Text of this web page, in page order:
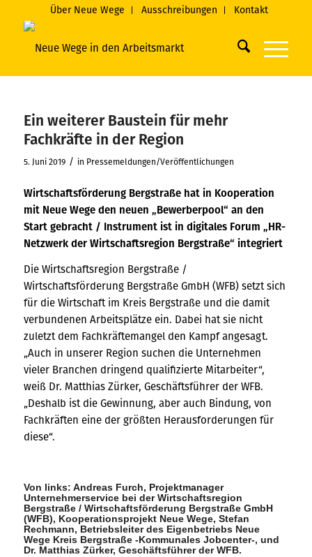
Über Neue Wege Ausschreibungen Kontakt
Ein weiterer Baustein für mehr
Fachkräfte in der Region
5. Juni 2019 / in Pressemeldungen/Veröffentlichungen
Wirtschaftsförderung Bergstraße hat in Kooperation
mit Neue Wege den neuen „Bewerberpool“ an den
Start gebracht / Instrument ist in digitales Forum „HR-
Netzwerk der Wirtschaftsregion Bergstraße“ integriert
Die Wirtschaftsregion Bergstraße /
Wirtschaftsförderung Bergstraße GmbH (WFB) setzt sich
für die Wirtschaft im Kreis Bergstraße und die damit
verbundenen Arbeitsplätze ein. Dabei hat sie nicht
zuletzt dem Fachkräftemangel den Kampf angesagt.
„Auch in unserer Region suchen die Unternehmen
vieler Branchen dringend qualifizierte Mitarbeiter“,
weiß Dr. Matthias Zürker, Geschäftsführer der WFB.
„Deshalb ist die Gewinnung, aber auch Bindung, von
Fachkräften eine der größten Herausforderungen für
diese“.
Von links: Andreas Furch, Projektmanager
Unternehmerservice bei der Wirtschaftsregion
Bergstraße / Wirtschaftsförderung Bergstraße GmbH
(WFB), Kooperationsprojekt Neue Wege, Stefan
Rechmann, Betriebsleiter des Eigenbetriebs Neue
Wege Kreis Bergstraße -Kommunales Jobcenter-, und
Dr. Matthias Zürker, Geschäftsführer der WFB.